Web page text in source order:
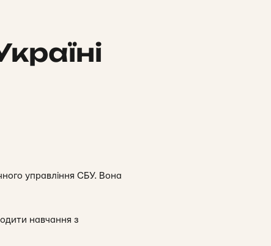
управління СБУ. Вона
навчання з